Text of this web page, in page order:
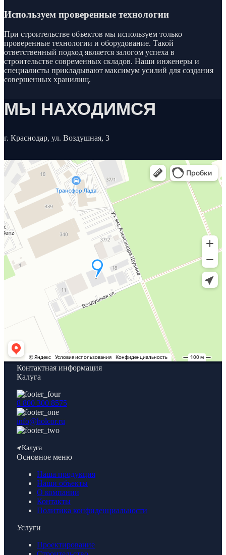
Используем проверенные технологии
При строительстве объектов мы используем только
проверенные технологии и оборудование. Такой
ответственный подход является залогом успеха в
строительстве современных складов. Наши инженеры и
специалисты прикладывают максимум усилий для создания
совершенных хранилищ.
МЫ НАХОДИМСЯ
г. Краснодар, ул. Воздушная, 3
Контактная информация
Калуга
8 800 300 8575
info@holcor.ru
Калуга
Основное меню
Наша продукция
Наши объекты
О компании
Контакты
Политика конфиденциальности
Услуги
Проектирование